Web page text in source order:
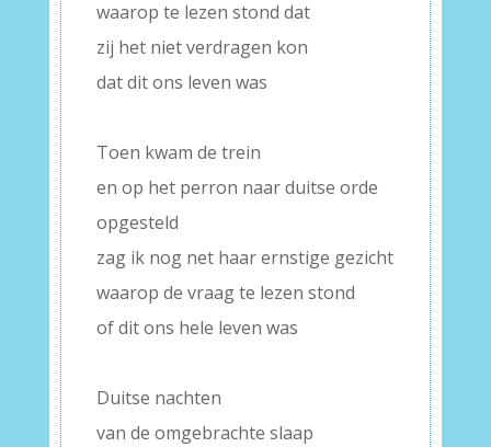
waarop te lezen stond dat
zij het niet verdragen kon
dat dit ons leven was
Toen kwam de trein
en op het perron naar duitse orde
opgesteld
zag ik nog net haar ernstige gezicht
waarop de vraag te lezen stond
of dit ons hele leven was
Duitse nachten
van de omgebrachte slaap